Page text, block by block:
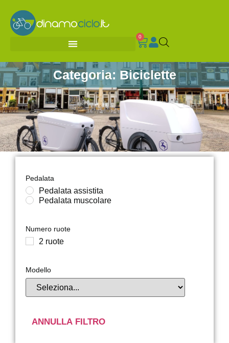
0
Categoria: Biciclette
Pedalata
Pedalata assistita
Pedalata muscolare
Numero ruote
2 ruote
Modello
ANNULLA FILTRO